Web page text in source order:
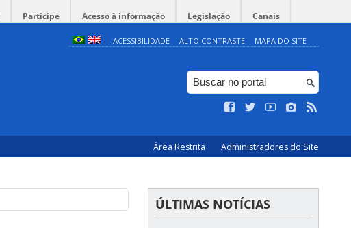
Participe Acesso à informação Legislação Canais
ACESSIBILIDADE ALTO CONTRASTE MAPA DO SITE
Área Restrita Administradores do Site
ÚLTIMAS NOTÍCIAS